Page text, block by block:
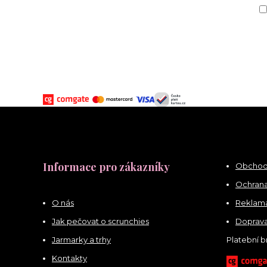
Informace pro zákazníky
O nás
Jak pečovat o scrunchies
Jarmarky a trhy
Kontakty
Platební